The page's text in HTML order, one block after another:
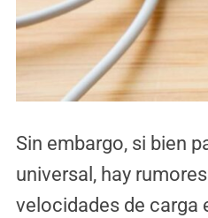
Sin embargo, si bien
universal, hay
velocidades de carga